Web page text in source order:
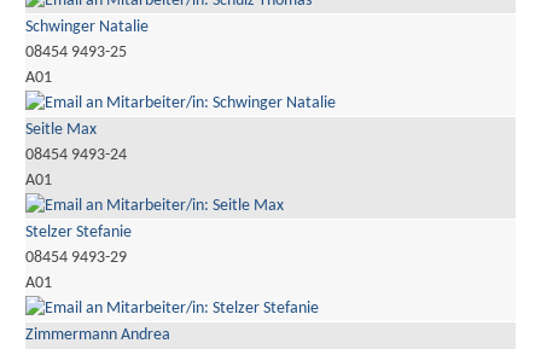
Schwinger Natalie
08454 9493-25
A01
Seitle Max
08454 9493-24
A01
Stelzer Stefanie
08454 9493-29
A01
Zimmermann Andrea